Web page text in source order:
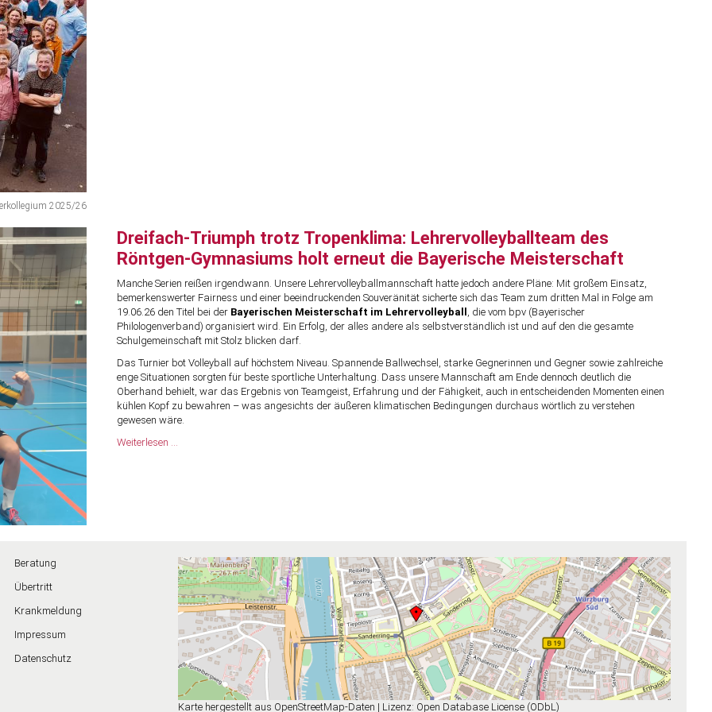
2025/26
Dreifach-Triumph trotz Tropenklima: Lehrervolleyballteam des
Röntgen-Gymnasiums holt erneut die Bayerische Meisterschaft
Manche Serien reißen irgendwann. Unsere Lehrervolleyballmannschaft hatte jedoch andere Pläne: Mit großem Einsatz,
bemerkenswerter Fairness und einer beeindruckenden Souveränität sicherte sich das Team zum dritten Mal in Folge am
19.06.26 den Titel bei der Bayerischen Meisterschaft im Lehrervolleyball , die vom bpv (Bayerischer
Philologenverband) organisiert wird. Ein Erfolg, der alles andere als selbstverständlich ist und auf den die gesamte
Schulgemeinschaft mit Stolz blicken darf.
Das Turnier bot Volleyball auf höchstem Niveau. Spannende Ballwechsel, starke Gegnerinnen und Gegner sowie zahlreiche
enge Situationen sorgten für beste sportliche Unterhaltung. Dass unsere Mannschaft am Ende dennoch deutlich die
Oberhand behielt, war das Ergebnis von Teamgeist, Erfahrung und der Fähigkeit, auch in entscheidenden Momenten einen
kühlen Kopf zu bewahren – was angesichts der äußeren klimatischen Bedingungen durchaus wörtlich zu verstehen
gewesen wäre.
Weiterlesen …
holt
erneut
die
Bayerische
Meisterschaft
Beratung
Übertritt
Krankmeldung
Impressum
Datenschutz
Karte hergestellt aus OpenStreetMap-Daten | Lizenz: Open Database License (ODbL)